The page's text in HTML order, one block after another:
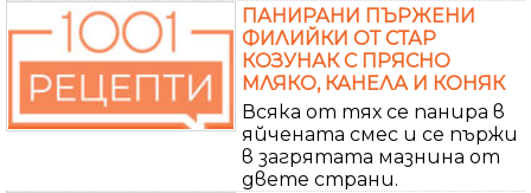
ПАНИРАНИ ПЪРЖЕНИ
ФИЛИЙКИ ОТ СТАР
КОЗУНАК С ПРЯСНО
МЛЯКО, КАНЕЛА И КОНЯК
Всяка от тях се панира в
яйчената смес и се пържи
в загрятата мазнина от
двете страни.